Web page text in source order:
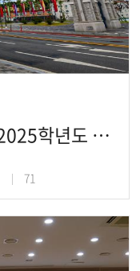
대학일자리플러스센터,‘2025학년도 KUS 선배멘토링’ 운영
71